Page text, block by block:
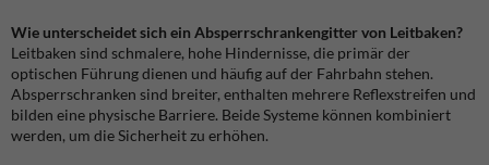
Wie unterscheidet sich ein Absperrschrankengitter von Leitbaken?
Leitbaken sind schmalere, hohe Hindernisse, die primär der
optischen Führung dienen und häufig auf der Fahrbahn stehen.
Absperrschranken sind breiter, enthalten mehrere Reflexstreifen und
bilden eine physische Barriere. Beide Systeme können kombiniert
werden, um die Sicherheit zu erhöhen.